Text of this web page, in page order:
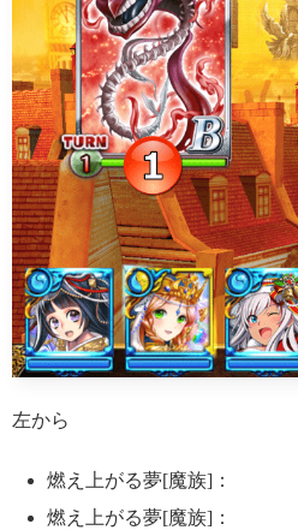
左から
燃え上がる夢[魔族]：
燃え上がる夢[魔族]：